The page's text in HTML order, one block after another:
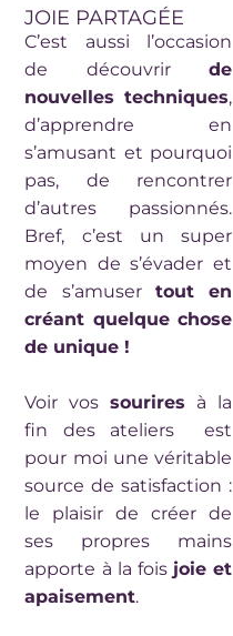
JOIE PARTAGÉE
C’est aussi l’occasion
de découvrirde
nouvelles techniques,
d’apprendre en
s’amusant et pourquoi
pas, de rencontrer
d’autres passionnés.
Bref, c’est un super
moyen de s’évader et
de s’amuser tout en
créant quelque chose
de unique !
Voir vossourires à la
fin des ateliers est
pour moi une véritable
source de satisfaction :
le plaisir de créer de
ses propres mains
apporte à la fois joie et
apaisement.